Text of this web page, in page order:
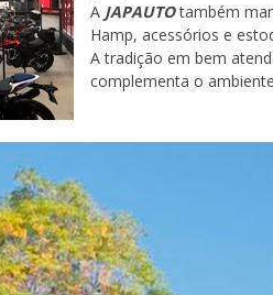
A JAPAUTOtambém
Hamp, acessórios e
A tradição em bem
complementa o